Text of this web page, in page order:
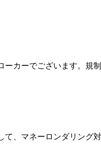
カーでございます。規
、マネーロンダリング